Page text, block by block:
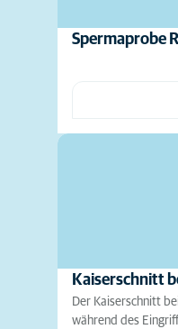
Spermaprobe
Kaiserschnitt
Der Kaiserschnitt
während des